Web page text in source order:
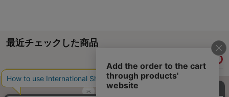
最近チェックした商品